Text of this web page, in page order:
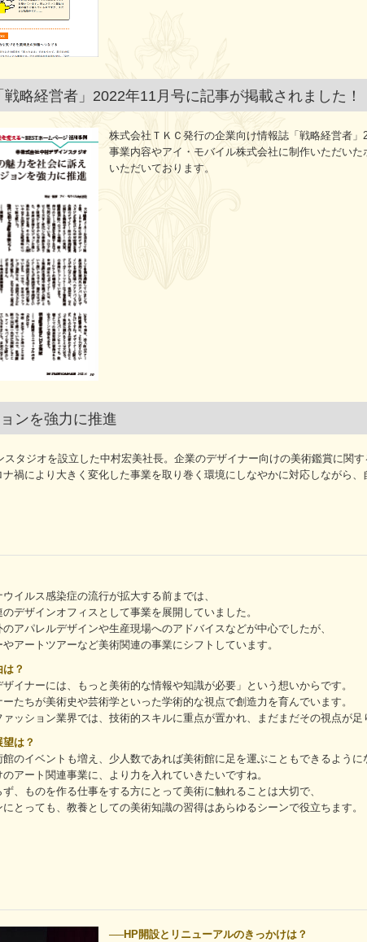
略経営者」2022年11月号に記事が掲載されました！
株式会社ＴＫＣ発行の企業向け情報誌「戦略経営者」
事業内容やアイ・モバイル株式会社に制作いただい
いただいております。
ンを強力に推進
タジオを設立した中村宏美社長。企業のデザイナー向けの美術鑑賞に関
禍により大きく変化した事業を取り巻く環境にしなやかに対応しながら
イルス感染症の流行が拡大する前までは、
デザインオフィスとして事業を展開していました。
アパレルデザインや生産現場へのアドバイスなどが中心でしたが、
アートツアーなど美術関連の事業にシフトしています。
？
イナーには、もっと美術的な情報や知識が必要」という想いからです。
たちが美術史や芸術学といった学術的な視点で創造力を育んでいます。
ッション業界では、技術的スキルに重点が置かれ、まだまだその視点が足
は？
のイベントも増え、少人数であれば美術館に足を運ぶこともできるように
アート関連事業に、より力を入れていきたいですね。
、ものを作る仕事をする方にとって美術に触れることは大切で、
とっても、教養としての美術知識の習得はあらゆるシーンで役立ちます。
──HP開設とリニューアルのきっかけは？